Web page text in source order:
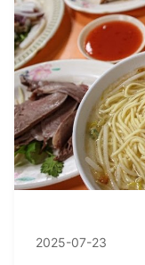
2025-07-23